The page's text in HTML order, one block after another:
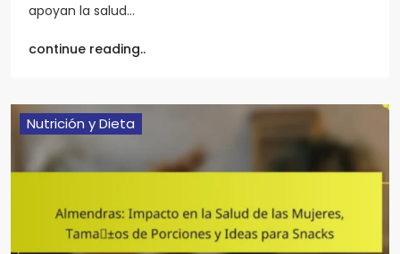
apoyan la salud…
continue reading..
Nutrición y Dieta